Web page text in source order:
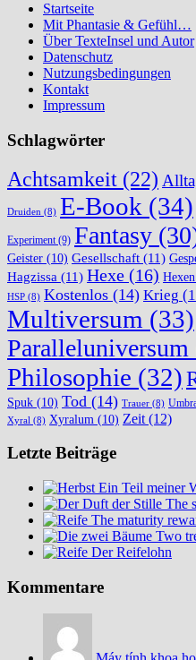
Startseite
Mit Phantasie & Gefühl…
Über TexteInsel und Autor
Datenschutz
Nutzungsbedingungen
Kontakt
Impressum
Schlagwörter
Achtsamkeit (22)
Druiden (8) E-Book (34)
Experiment (9) Fantasy
Geister (10) Gesellschaft (11)
Hagzissa (11) Hexe (16) Hexen
HSP (8) Kostenlos (14) Krieg
Multiversum (33)
Paralleluniversum
Philosophie (32)
Spuk (10) Tod (14) Trauer (8)
Xyral (8) Xyralum (10) Zeit (12)
Letzte Beiträge
Ein Teil meiner
The
The maturity
Two
Der Reifelohn
Kommentare